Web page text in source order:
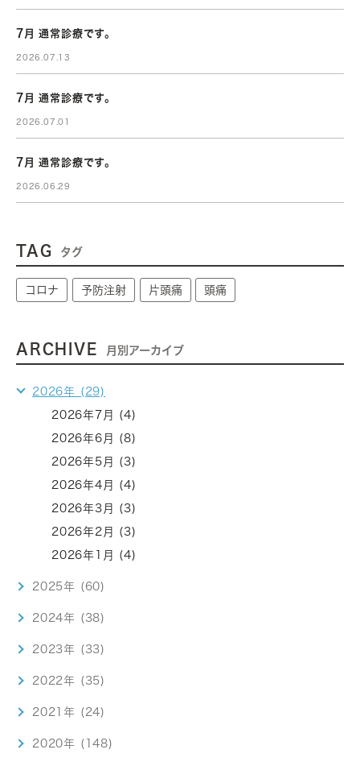
7月 通常診療です。
2026.07.13
7月 通常診療です。
2026.07.01
7月 通常診療です。
2026.06.29
TAG タグ
コロナ 予防注射 片頭痛 頭痛
ARCHIVE 月別アーカイブ
2026年 (29)
2026年7月 (4)
2026年6月 (8)
2026年5月 (3)
2026年4月 (4)
2026年3月 (3)
2026年2月 (3)
2026年1月 (4)
2025年 (60)
2024年 (38)
2023年 (33)
2022年 (35)
2021年 (24)
2020年 (148)